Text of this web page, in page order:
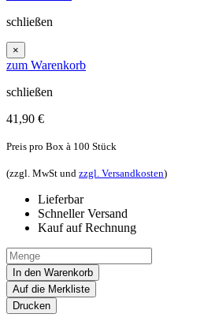
schließen
×
zum Warenkorb
schließen
41,90 €
Preis pro Box à 100 Stück
(zzgl. MwSt und zzgl. Versandkosten)
Lieferbar
Schneller Versand
Kauf auf Rechnung
In den Warenkorb
Auf die Merkliste
Drucken